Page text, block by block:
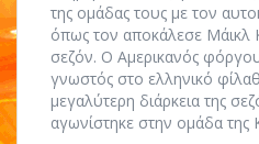
της ομάδας τους με τον
όπως τον αποκάλεσε Μάικλ
σεζόν. Ο Αμερικανός
γνωστός στο ελληνικό
μεγαλύτερη διάρκεια της
αγωνίστηκε στην ομάδα της